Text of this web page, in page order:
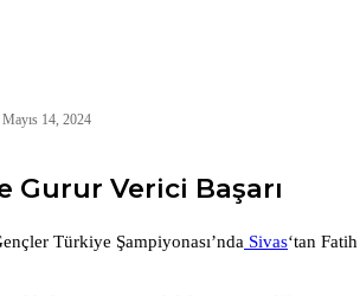
Mayıs 14, 2024
Gurur Verici Başarı
Türkiye Şampiyonası’nda Sivas‘tan